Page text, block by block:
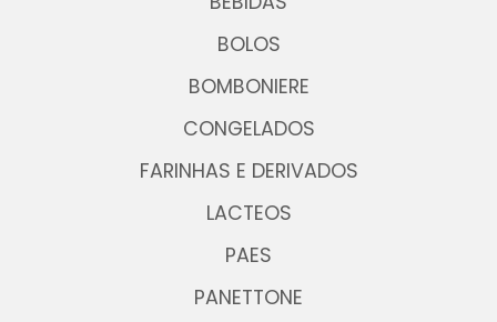
BOLOS
BOMBONIERE
CONGELADOS
FARINHAS E DERIVADOS
LACTEOS
PAES
PANETTONE